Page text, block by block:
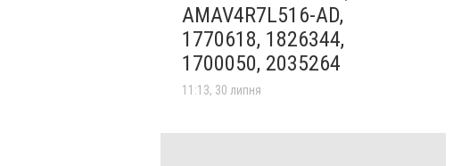
AMAV4R7L516-AD,
1770618, 1826344,
1700050, 2035264
11:13, 30 липня